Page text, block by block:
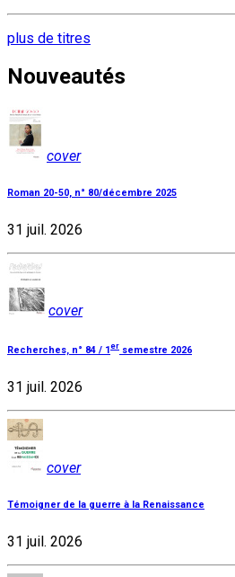
plus de titres
Nouveautés
cover
Roman 20-50, n° 80/décembre 2025
31 juil. 2026
cover
Recherches, n° 84 / 1er semestre 2026
31 juil. 2026
cover
Témoigner de la guerre à la Renaissance
31 juil. 2026